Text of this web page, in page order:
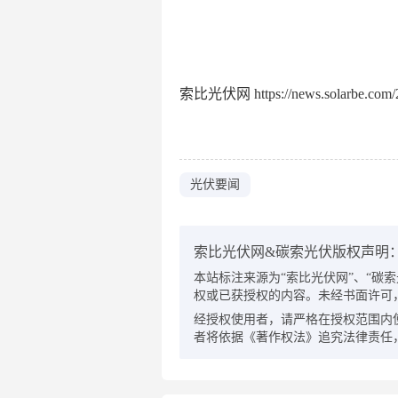
索比光伏网 https://
光伏要闻
索比光伏网&碳索光伏版权声明
本站标注来源为“索比光伏网”、“碳
权或已获授权的内容。未经书面许
经授权使用者，请严格在授权范围
者将依据《著作权法》追究法律责